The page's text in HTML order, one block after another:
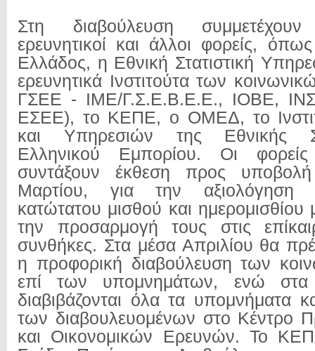
Στη διαβούλευση συμμετέχουν
ερευνητικοί και άλλοι φορείς,
Ελλάδος, η Εθνική Στατιστική
ερευνητικά Ινστιτούτα των
ΓΣΕΕ - ΙΜΕ/Γ.Σ.Ε.Β.Ε.Ε., ΙΟΒΕ,
ΕΣΕΕ), το ΚΕΠΕ, ο ΟΜΕΔ, το
και Υπηρεσιών της Εθνικής
Ελληνικού Εμπορίου. Οι
συντάξουν έκθεση προς
Μαρτίου, για την αξιολόγηση
κατώτατου μισθού και ημερομισθίου
την προσαρμογή τους στις
συνθήκες. Στα μέσα Απριλίου θα
η προφορική διαβούλευση των
επί των υπομνημάτων, ενώ στα
διαβιβάζονται όλα τα υπομνήματα
των διαβουλευομένων στο Κέντρο
και Οικονομικών Ερευνών. Το